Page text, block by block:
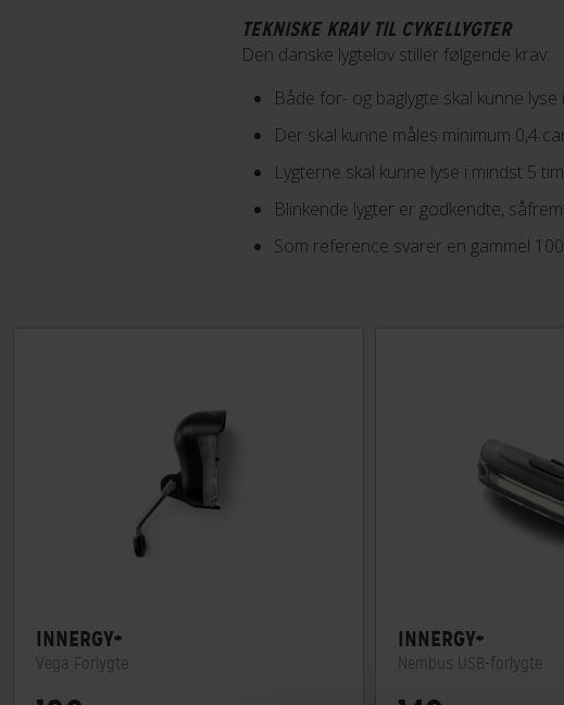
TEKNISKE KRAV TIL CYKELLYGTER
Den danske lygtelov stiller følgende krav:
Både for- og baglygte skal kunne
Der skal kunne måles minimum 0,4
Lygterne skal kunne lyse i mindst 5
Blinkende lygter er godkendte,
Som reference svarer en gammel
INNERGY+
Vega Forlygte
INNERGY+
Nembus USB-forlygte